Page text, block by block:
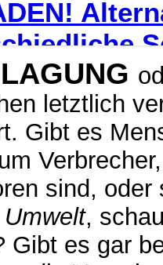
letztlich
Gibt es
sind,
,
Gibt es gar